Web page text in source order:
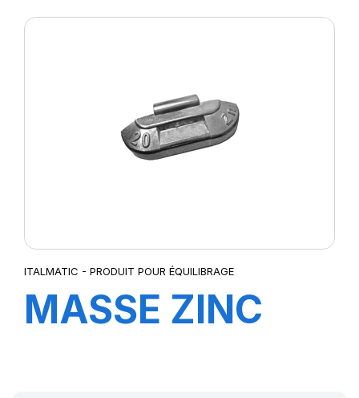
ITALMATIC - PRODUIT POUR ÉQUILIBRAGE
MASSE ZINC